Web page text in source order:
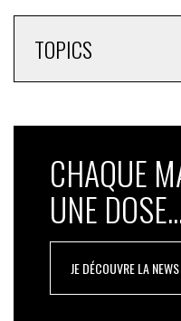
TOPICS
CHAQUE
UNE
JE DÉCOUVRE LA